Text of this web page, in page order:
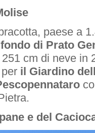
paese a
di Prato
cm di neve in
il Giardino
e del